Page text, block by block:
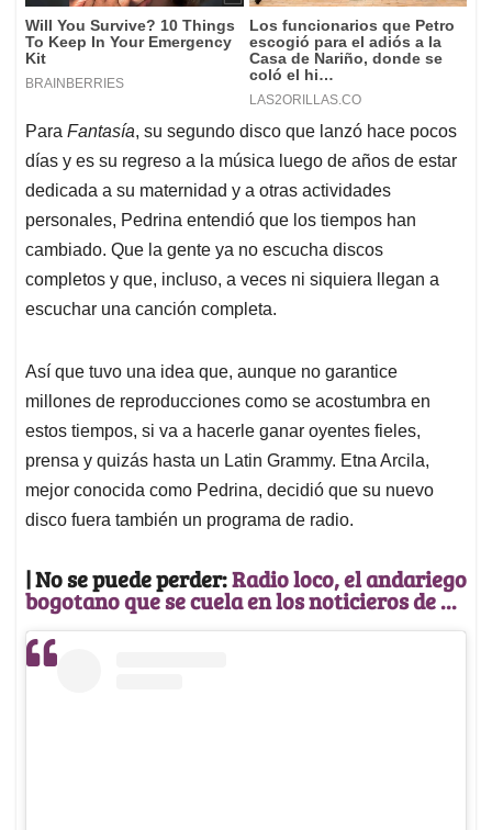
Para Fantasía, su segundo disco que lanzó hace pocos
días y es su regreso a la música luego de años de estar
dedicada a su maternidad y a otras actividades
personales, Pedrina entendió que los tiempos han
cambiado. Que la gente ya no escucha discos
completos y que, incluso, a veces ni siquiera llegan a
escuchar una canción completa.
Así que tuvo una idea que, aunque no garantice
millones de reproducciones como se acostumbra en
estos tiempos, si va a hacerle ganar oyentes fieles,
prensa y quizás hasta un Latin Grammy. Etna Arcila,
mejor conocida como Pedrina, decidió que su nuevo
disco fuera también un programa de radio.
| No se puede perder:Radio loco, el andariego
bogotano que se cuela en los noticieros de ...